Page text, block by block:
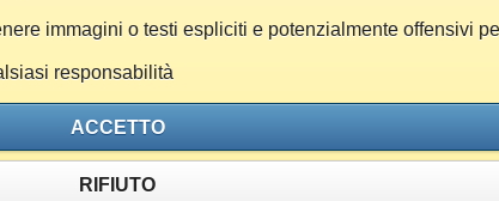
immagini o testi espliciti e potenzialmente offensivi
responsabilità
ACCETTO
RIFIUTO